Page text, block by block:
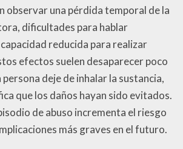
observar una pérdida temporal de la
dificultades para hablar
reducida para realizar
efectos suelen desaparecer poco
persona deje de inhalar la sustancia,
que los daños hayan sido evitados.
de abuso incrementa el riesgo
más graves en el futuro.